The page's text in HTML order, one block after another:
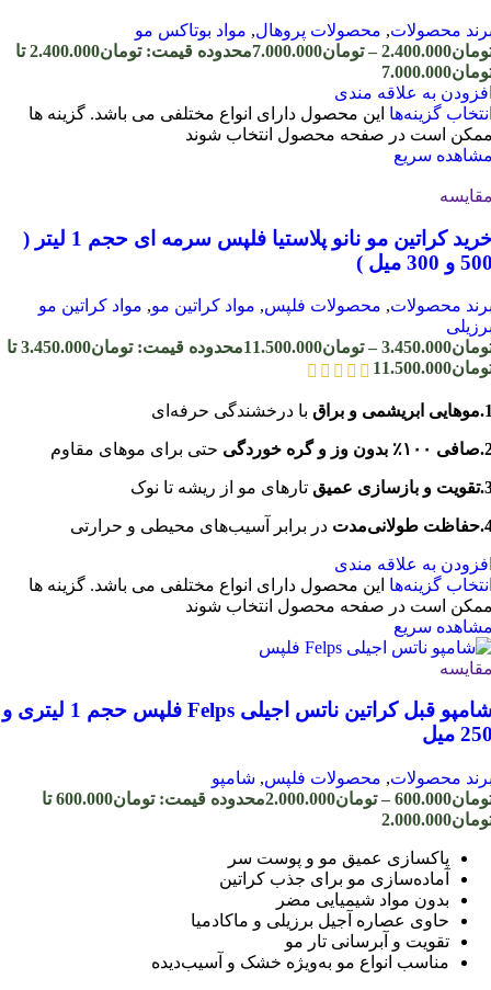
محصولات, محصولات پروهال, مواد بوتاکس مو
2.400.000
– تومان7.000.000
محدوده قیمت: تومان2.400.000 تا
به علاقه مندی
گزینه‌ها این محصول دارای انواع مختلفی می باشد. گزینه ها
است در صفحه محصول انتخاب شوند
سریع
خرید کراتین مو نانو پلاستیا فلپس سرمه ای حجم 1 لیتر (
و 300 میل )
محصولات, محصولات فلپس, مواد کراتین مو, مواد کراتین مو
3.450.000
– تومان11.500.000
محدوده قیمت: تومان3.450.000 تا
و براق با درخشندگی حرفه‌ای
و گره خوردگی حتی برای موهای مقاوم
عمیق تارهای مو از ریشه تا نوک
در برابر آسیب‌های محیطی و حرارتی
به علاقه مندی
گزینه‌ها این محصول دارای انواع مختلفی می باشد. گزینه ها
است در صفحه محصول انتخاب شوند
سریع
شامپو قبل کراتین ناتس اجیلی Felps فلپس حجم 1 لیتری و
میل
محصولات, محصولات فلپس, شامپو
600.000
– تومان2.000.000
محدوده قیمت: تومان600.000 تا
پاکسازی عمیق مو و پوست سر
آماده‌سازی مو برای جذب کراتین
بدون مواد شیمیایی مضر
حاوی عصاره آجیل برزیلی و ماکادمیا
تقویت و آبرسانی تار مو
مناسب انواع مو به‌ویژه خشک و آسیب‌دیده